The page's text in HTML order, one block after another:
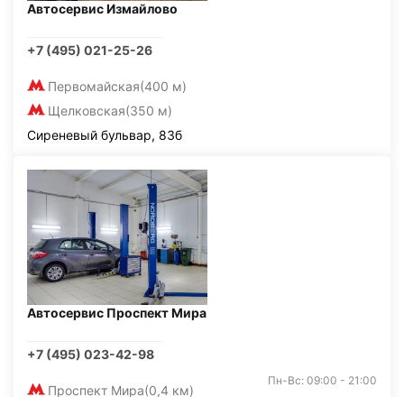
Автосервис Измайлово
+7 (495) 021-25-26
Первомайская(400 м)
Щелковская(350 м)
Сиреневый бульвар, 83б
Автосервис Проспект Мира
+7 (495) 023-42-98
Проспект Мира(0,4 км)
Пн-Вс: 09:00 - 21:00